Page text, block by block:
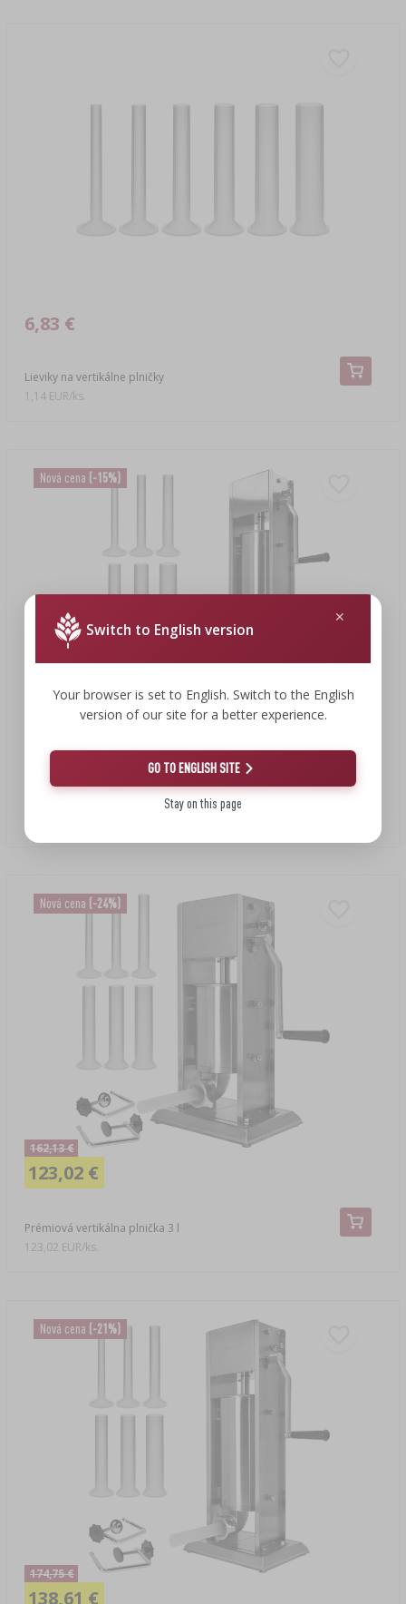
Lieviky na vertikálne plničky
6,83 €
1,14 EUR/ks.
Nová cena (-15%)
Prémiová vertikálna plnička na klobásy, 7 L
159,90 €
Nová cena (-24%)
Prémiová vertikálna plnička 3 l
162,13 €
123,02 €
123,02 EUR/ks.
Nová cena (-21%)
174,75 €
138,61 €
Switch to English version
Your browser is set to English. Switch to the English
version of our site for a better experience.
GO TO ENGLISH SITE
Stay on this page